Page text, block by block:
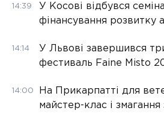
14:39
У Косові відбувся
фінансування розвитку
14:14
У Львові завершився
фестиваль Faine Misto
14:00
На Прикарпатті для
майстер-клас і змагання